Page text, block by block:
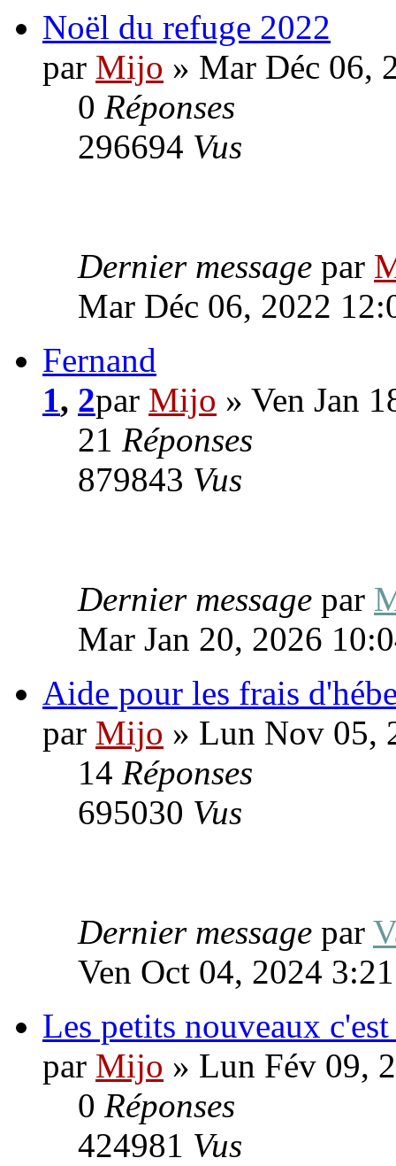
Noël du refuge 2022
par Mijo » Mar Déc 06,
0 Réponses
296694 Vus
Dernier message par
Mar Déc 06, 2022
Fernand
1, 2par Mijo » Ven Jan
21 Réponses
879843 Vus
Dernier message par
Mar Jan 20, 2026
Aide pour les frais
par Mijo » Lun Nov 05,
14 Réponses
695030 Vus
Dernier message par
Ven Oct 04, 2024
Les petits nouveaux
par Mijo » Lun Fév 09,
0 Réponses
424981 Vus